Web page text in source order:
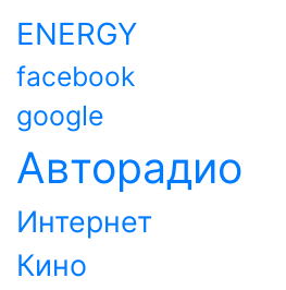
ENERGY
facebook
google
Авторадио
Интернет
Кино